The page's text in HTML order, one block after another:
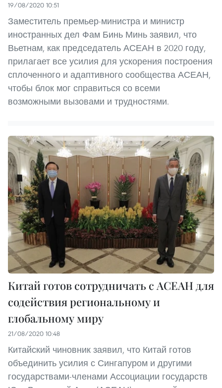
19/08/2020 10:51
Заместитель премьер-министра и министр
иностранных дел Фам Бинь Минь заявил, что
Вьетнам, как председатель АСЕАН в 2020 году,
прилагает все усилия для ускорения построения
сплоченного и адаптивного сообщества АСЕАН,
чтобы блок мог справиться со всеми
возможными вызовами и трудностями.
Китай готов сотрудничать с АСЕАН для
содействия региональному и
глобальному миру
21/08/2020 10:48
Китайский чиновник заявил, что Китай готов
объединить усилия с Сингапуром и другими
государствами-членами Ассоциации государств